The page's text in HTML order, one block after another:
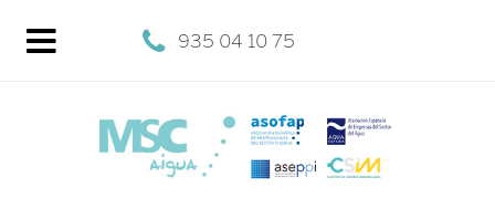
935 04 10 75